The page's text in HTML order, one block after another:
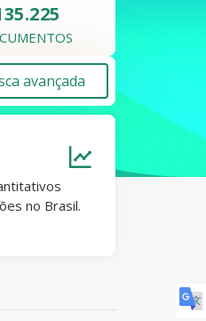
avançada
no Brasil.